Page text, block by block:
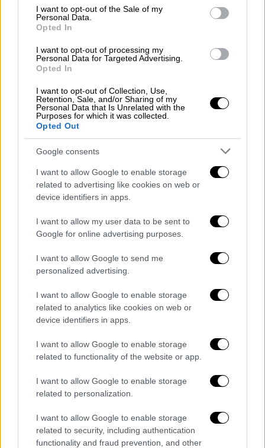
consent section.
I want to opt-out of the Sale of my
Personal Data.
Opted In
I want to opt-out of processing my
Personal Data for Targeted Advertising.
Opted In
I want to opt-out of Collection, Use,
Retention, Sale, and/or Sharing of my
Personal Data that Is Unrelated with the
Purposes for which it was collected.
Opted Out
Google consents
I want to allow Google to enable storage
related to advertising like cookies on web or
device identifiers in apps.
I want to allow my user data to be sent to
Google for online advertising purposes.
I want to allow Google to send me
personalized advertising.
I want to allow Google to enable storage
related to analytics like cookies on web or
device identifiers in apps.
I want to allow Google to enable storage
related to functionality of the website or app.
I want to allow Google to enable storage
related to personalization.
I want to allow Google to enable storage
related to security, including authentication
functionality and fraud prevention, and other
Το μόνο πράγμα που πρέπει να προσέξετε
είναι το εξής: δεν πρέπει να συμπληρώσετε
όλα τα πεδία.
Εκλογές 2023: Πώς θα βρείτε πού
ψηφίζετε με λίγα κλικ
Μπαίνετε στη διεύθυνση
https://www.ypes.gr/mathe-poy-psifizeis-
forma/
Συμπληρώνετε το επώνυμο και τα
πρώτα στοιχεία από το όνομά σας, αλλά
και τα ονόματα του πατέρα και τη
μητέρα σας. Ακόμα προσθέτετε την
χρονολογία γέννησή σας.
Εναλλακτικά - εφόσον το θυμάστε -
συμπληρώνετε μόνο τον Ειδικό
Εκλογικό Αριθμό (E.E.A.) και το επώνυμό
σας.
Στην συνέχεια πατάτε αναζήτηση και
βλέπετε τον κωδικό εκλογικού
διαμέρισμα και τον ειδικό εκλογικό σας
Διαβάστε ακόμη
Kadebostany στο ethnos.gr: «Κάποτε
πίστευα ότι το να είσαι outsider ήταν
αδυναμία, τώρα το βλέπω ως δύναμη»